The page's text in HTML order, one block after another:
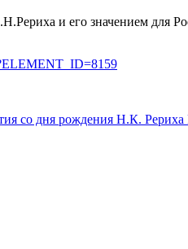
и его значением для
со дня рождения Н.К. Рериха